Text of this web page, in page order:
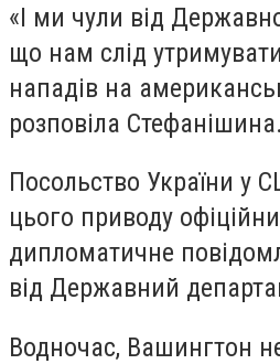
«І ми чули від
що нам слід
нападів на
розповіла Стефанішина.
Посольство України у
цього приводу
дипломатичне
від Державний
Водночас, Вашингтон